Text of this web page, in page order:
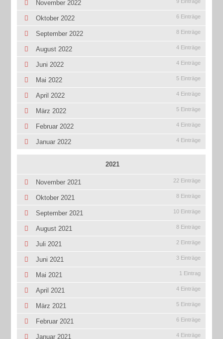
November 2022
Oktober 2022 6 Einträge
September 2022 8 Einträge
August 2022 4 Einträge
Juni 2022 4 Einträge
Mai 2022 5 Einträge
April 2022 4 Einträge
März 2022 5 Einträge
Februar 2022 4 Einträge
Januar 2022 4 Einträge
2021
November 2021 22 Einträge
Oktober 2021 8 Einträge
September 2021 10 Einträge
August 2021 8 Einträge
Juli 2021 2 Einträge
Juni 2021 3 Einträge
Mai 2021 1 Eintrag
April 2021 4 Einträge
März 2021 5 Einträge
Februar 2021 6 Einträge
Januar 2021 4 Einträge